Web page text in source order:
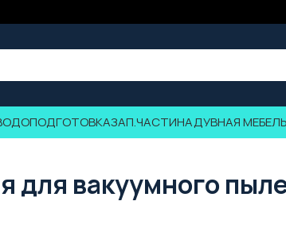
ЗАП.ЧАСТИНАДУВНАЯ МЕБЕЛЬ
для вакуумного